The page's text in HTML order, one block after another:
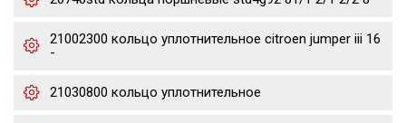
21002300 кольцо уплотнительное citroen jumper iii 16
-
21030800 кольцо уплотнительное